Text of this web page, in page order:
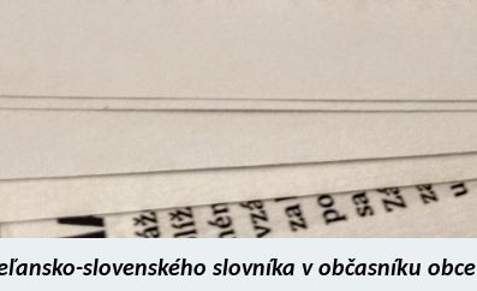
slovenského slovníka v občasníku obce